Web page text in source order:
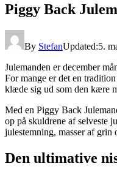
Piggy Back
By StefanUpdated:5.
Julemanden er december
For mange er det en
klæde sig ud som den kære
Med en Piggy Back
op på skuldrene af selveste
julestemning, masser af grin
Den ultimative